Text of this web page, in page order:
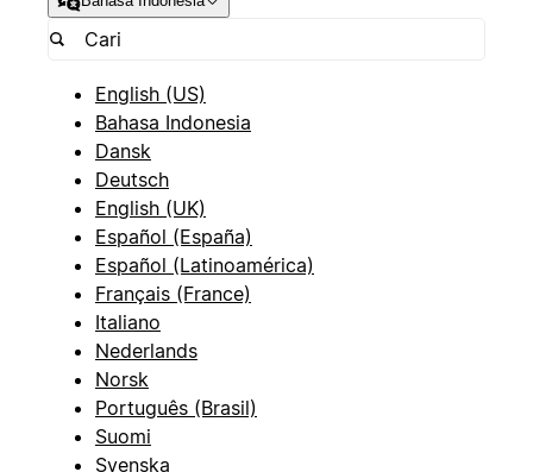
English (US)
Bahasa Indonesia
Dansk
Deutsch
English (UK)
Español (España)
Español (Latinoamérica)
Français (France)
Italiano
Nederlands
Norsk
Português (Brasil)
Suomi
Svenska